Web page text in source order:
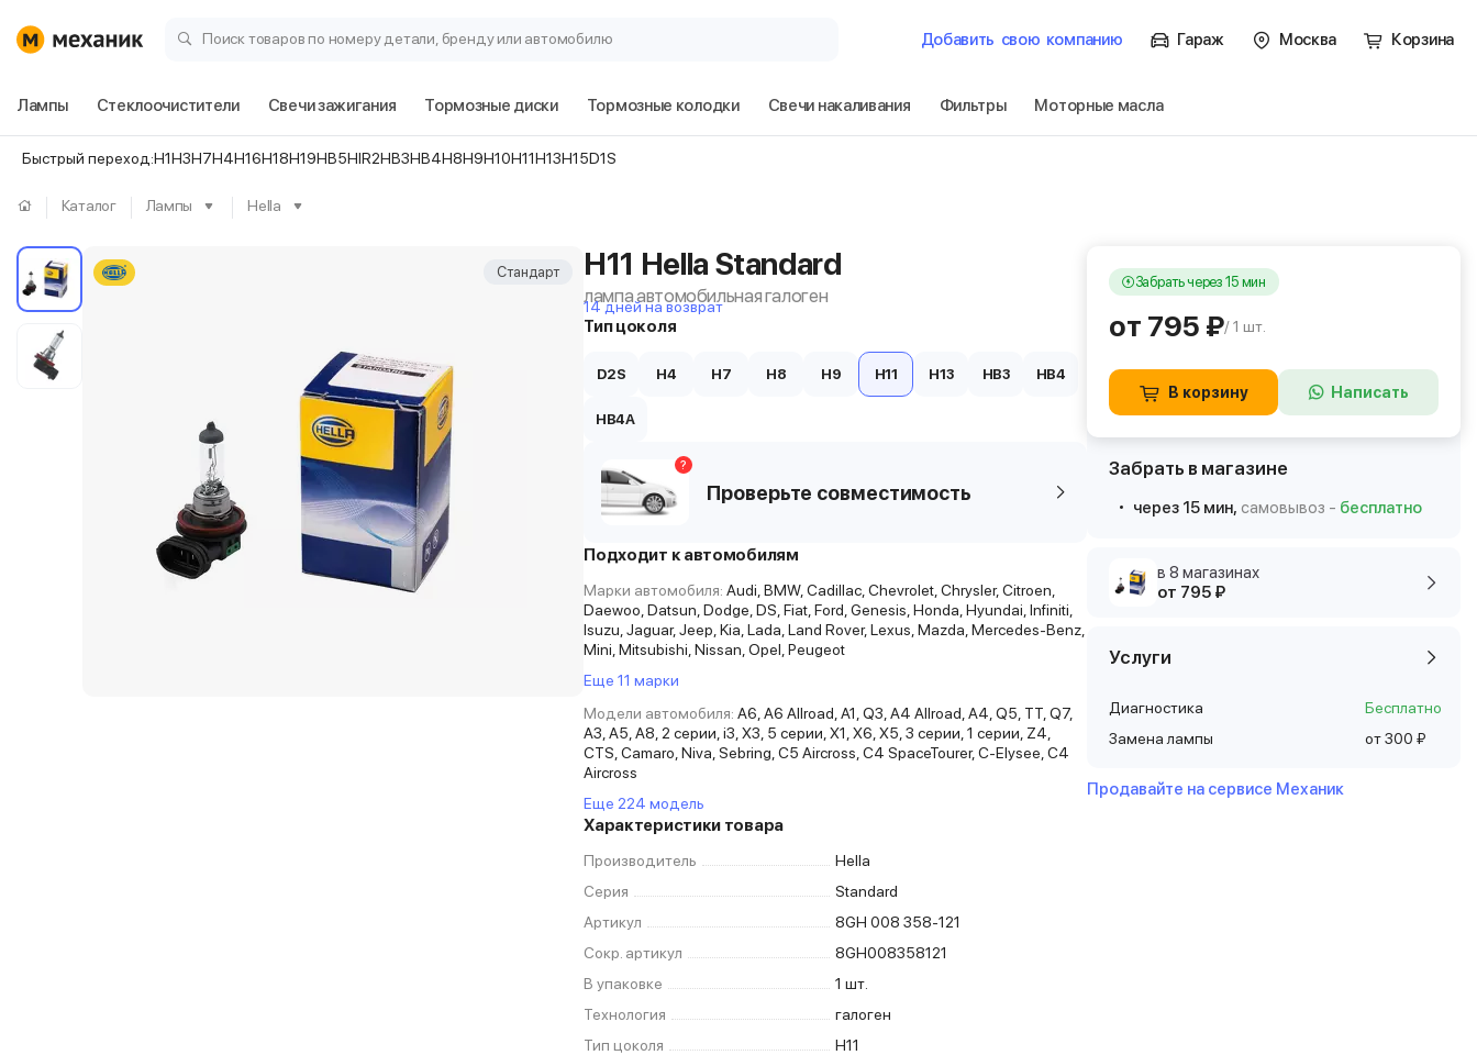
Поиск товаров по номеру детали, бренду или автомобилю Добавить свою компанию Гараж Москва Корзина
Лампы Стеклоочистители Свечи зажигания Тормозные диски Тормозные колодки Свечи накаливания Фильтры Моторные масла
Быстрый переход:H1H3H7H4H16H18H19HB5HIR2HB3HB4H8H9H10H11H13H15D1S
Каталог Лампы Hella
Стандарт H11 Hella Standard
лампа автомобильная галоген
14 дней на возврат
Тип цоколя
D2S H4 H7 H8 H9 H11 H13 HB3 HB4
HB4A
Проверьте совместимость
?
Подходит к автомобилям
Марки автомобиля: Audi, BMW, Cadillac, Chevrolet, Chrysler, Citroen,
Daewoo, Datsun, Dodge, DS, Fiat, Ford, Genesis, Honda, Hyundai, Infiniti,
Isuzu, Jaguar, Jeep, Kia, Lada, Land Rover, Lexus, Mazda, Mercedes-Benz,
Mini, Mitsubishi, Nissan, Opel, Peugeot
Еще 11 марки
Модели автомобиля: A6, A6 Allroad, A1, Q3, A4 Allroad, A4, Q5, TT, Q7,
A3, A5, A8, 2 серии, i3, X3, 5 серии, X1, X6, X5, 3 серии, 1 серии, Z4,
CTS, Camaro, Niva, Sebring, C5 Aircross, C4 SpaceTourer, C-Elysee, C4
Aircross
Еще 224 модель
Характеристики товара
Производитель
Hella
Серия
Standard
Артикул
8GH 008 358-121
Сокр. артикул
8GH008358121
В упаковке
1 шт.
Технология
галоген
Тип цоколя
H11
Забрать через 15 мин
от 795 ₽/ 1 шт.
В корзину Написать
Забрать в магазине
через 15 мин, самовывоз - бесплатно
в 8 магазинах
от 795 ₽
Услуги
Диагностика
Бесплатно
Замена лампы
от 300 ₽
Продавайте на сервисе Механик